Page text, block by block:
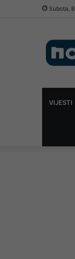
Subota,
VIJESTI